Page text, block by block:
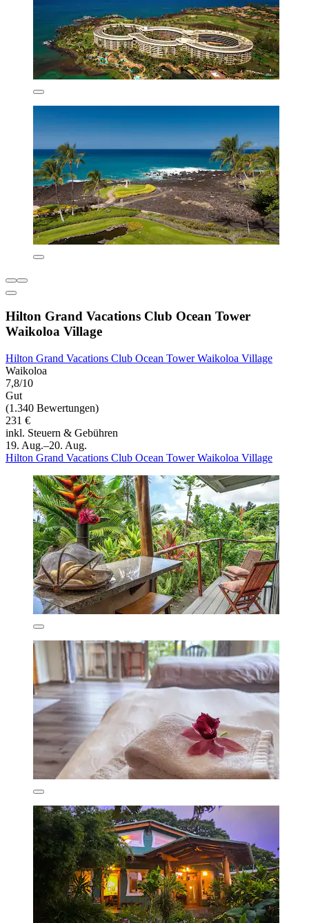
Hilton Grand Vacations Club Ocean Tower
Waikoloa Village
Hilton Grand Vacations Club Ocean Tower Waikoloa Village
Waikoloa
7,8/10
Gut
(1.340 Bewertungen)
231 €
inkl. Steuern & Gebühren
19. Aug.–20. Aug.
Hilton Grand Vacations Club Ocean Tower Waikoloa Village